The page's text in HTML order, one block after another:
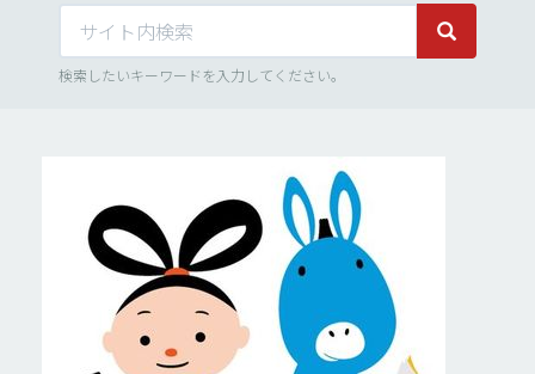
サイト内検索 サイト内
検索したいキーワードを入力してください。